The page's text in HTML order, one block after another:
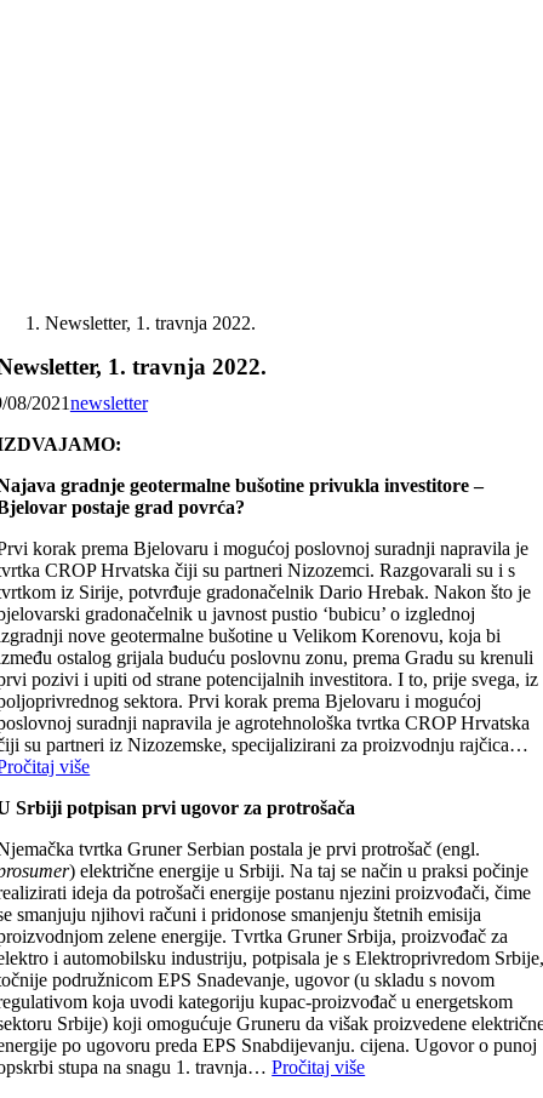
Newsletter, 1. travnja 2022.
1. travnja 2022.
08/2021newsletter
gradnje geotermalne bušotine privukla investitore –
postaje grad povrća?
korak prema Bjelovaru i mogućoj poslovnoj suradnji napravila je
CROP Hrvatska čiji su partneri Nizozemci. Razgovarali su i s
iz Sirije, potvrđuje gradonačelnik Dario Hrebak. Nakon što je
gradonačelnik u javnost pustio ‘bubicu’ o izglednoj
nove geotermalne bušotine u Velikom Korenovu, koja bi
ostalog grijala buduću poslovnu zonu, prema Gradu su krenuli
pozivi i upiti od strane potencijalnih investitora. I to, prije svega, iz
sektora. Prvi korak prema Bjelovaru i mogućoj
suradnji napravila je agrotehnološka tvrtka CROP Hrvatska
su partneri iz Nizozemske, specijalizirani za proizvodnju rajčica…
više
Srbiji potpisan prvi ugovor za protrošača
tvrtka Gruner Serbian postala je prvi protrošač (engl.
) električne energije u Srbiji. Na taj se način u praksi počinje
ideja da potrošači energije postanu njezini proizvođači, čime
smanjuju njihovi računi i pridonose smanjenju štetnih emisija
zelene energije. Tvrtka Gruner Srbija, proizvođač za
i automobilsku industriju, potpisala je s Elektroprivredom
podružnicom EPS Snadevanje, ugovor (u skladu s novom
koja uvodi kategoriju kupac-proizvođač u energetskom
Srbije) koji omogućuje Gruneru da višak proizvedene
po ugovoru preda EPS Snabdijevanju. cijena. Ugovor o punoj
stupa na snagu 1. travnja…Pročitaj više